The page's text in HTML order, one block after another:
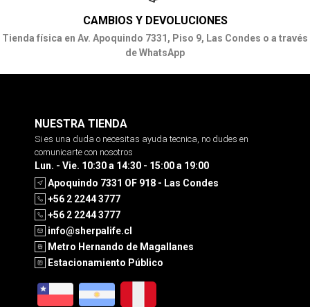
CAMBIOS Y DEVOLUCIONES
Tienda física en Av. Apoquindo 7331, Piso 9, Las Condes o a través
de WhatsApp
NUESTRA TIENDA
Si es una duda o necesitas ayuda tecnica, no dudes en
comunicarte con nosotros
Lun. - Vie. 10:30 a 14:30 - 15:00 a 19:00
Apoquindo 7331 OF 918 - Las Condes
+56 2 2244 3777
+56 2 2244 3777
info@sherpalife.cl
Metro Hernando de Magallanes
Estacionamiento Público